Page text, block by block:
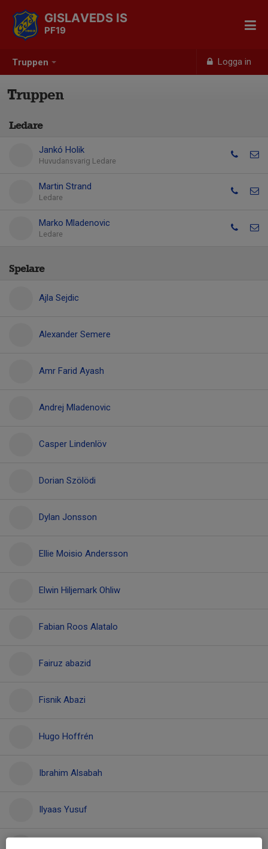
Truppen Logga in
GISLAVEDS IS
PF19
Truppen
Ledare
Jankó Holik
Huvudansvarig Ledare
Martin Strand
Ledare
Marko Mladenovic
Ledare
Spelare
Ajla Sejdic
Alexander Semere
Amr Farid Ayash
Andrej Mladenovic
Casper Lindenlöv
Dorian Szölödi
Dylan Jonsson
Ellie Moisio Andersson
Elwin Hiljemark Ohliw
Fabian Roos Alatalo
Fairuz abazid
Fisnik Abazi
Hugo Hoffrén
Ibrahim Alsabah
Ilyaas Yusuf